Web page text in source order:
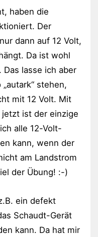
haben die
Der
dann auf 12 Volt,
Da ist wohl
lasse ich aber
stehen,
mit 12 Volt. Mit
ist der einzige
alle 12-Volt-
kann, wenn der
am Landstrom
der Übung! :-)
ein defekt
Schaudt-Gerät
kann. Da hat mir